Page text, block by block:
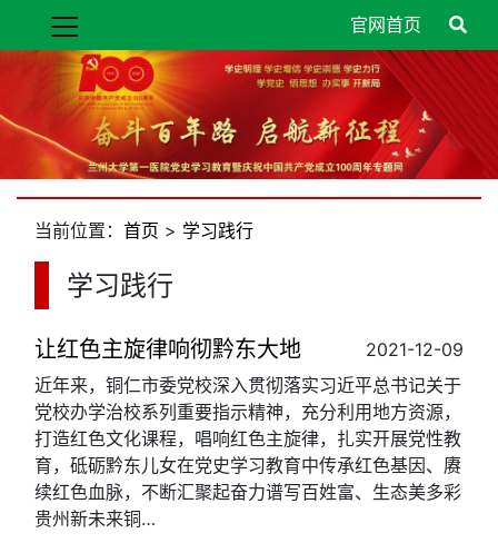
官网首页
当前位置： 首页 > 学习践行
学习践行
让红色主旋律响彻黔东大地
2021-12-09
近年来，铜仁市委党校深入贯彻落实习近平总书记关于
党校办学治校系列重要指示精神，充分利用地方资源，
打造红色文化课程，唱响红色主旋律，扎实开展党性教
育，砥砺黔东儿女在党史学习教育中传承红色基因、赓
续红色血脉，不断汇聚起奋力谱写百姓富、生态美多彩
贵州新未来铜…